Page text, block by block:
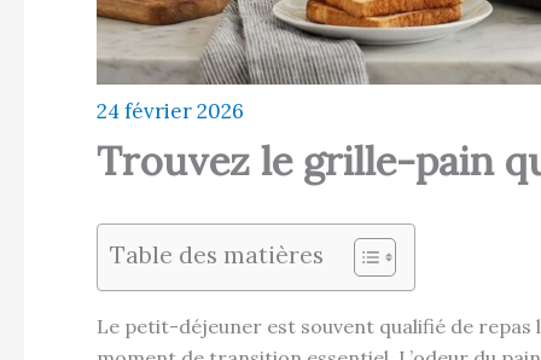
24 février 2026
Trouvez le grille-pain
Table des matières
Le petit-déjeuner est souvent qualifié de repas